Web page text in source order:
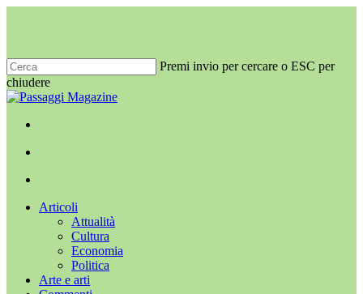
principale
Premi invio per cercare o ESC per
chiudere
Chiudi
Menu
cerca
Menu
Articoli
Attualità
Cultura
Economia
Politica
Arte e arti